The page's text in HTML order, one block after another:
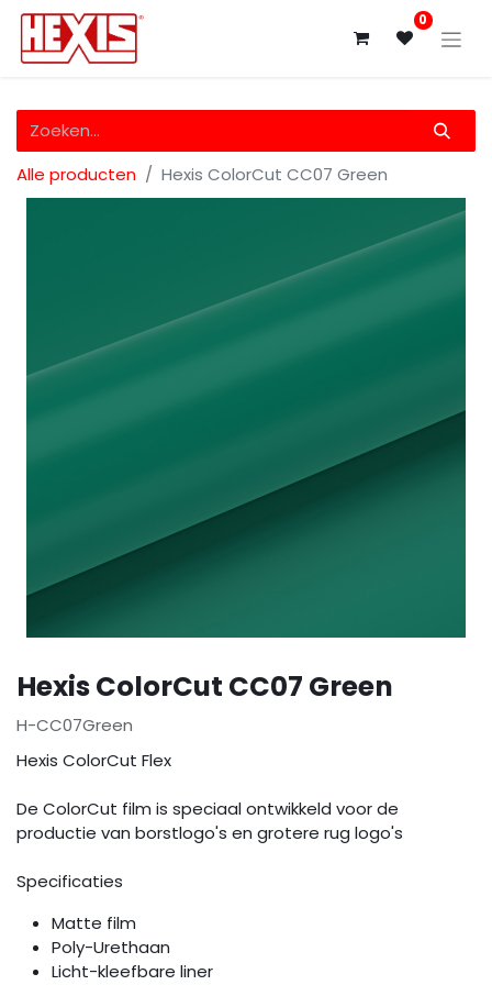
0
Alle producten Hexis ColorCut CC07 Green
Hexis ColorCut CC07 Green
H-CC07Green
Hexis ColorCut Flex
De ColorCut film is speciaal ontwikkeld voor de
productie van borstlogo's en grotere rug logo's
Specificaties
Matte film
Poly-Urethaan
Licht-kleefbare liner